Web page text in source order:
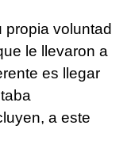
propia voluntad
le llevaron a
es llegar
a este